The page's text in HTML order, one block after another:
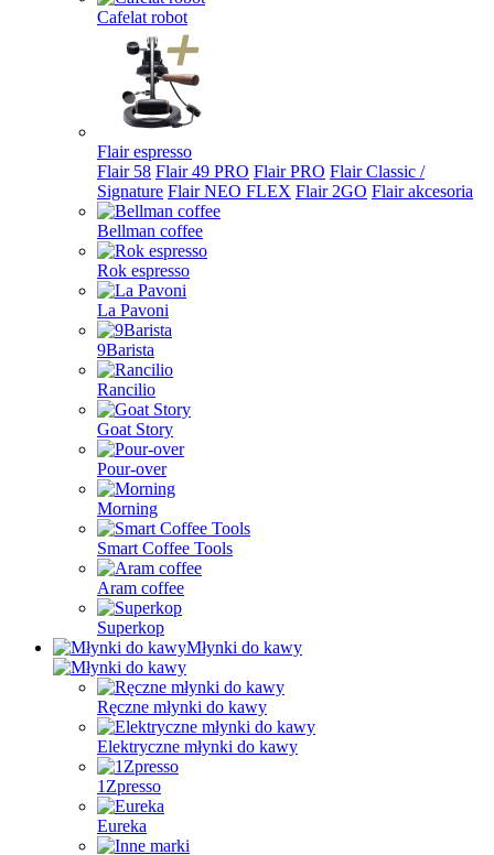
Cafelat robot
Flair espresso
Flair 58 Flair 49 PRO Flair PRO Flair Classic /
Signature Flair NEO FLEX Flair 2GO Flair akcesoria
Bellman coffee
Rok espresso
La Pavoni
9Barista
Rancilio
Goat Story
Pour-over
Morning
Smart Coffee Tools
Aram coffee
Superkop
Młynki do kawy
Ręczne młynki do kawy
Elektryczne młynki do kawy
1Zpresso
Eureka